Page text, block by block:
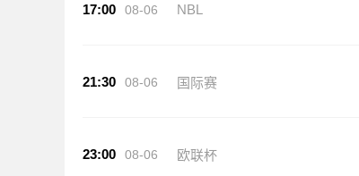
17:00 08-06 NBL
21:30 08-06 国际赛
23:00 08-06 欧联杯